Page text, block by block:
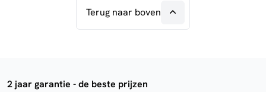
Terug naar boven
2 jaar garantie - de beste prijzen